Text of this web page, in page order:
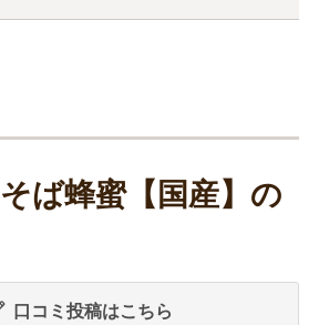
ば蜂蜜【国産】の
口コミ投稿はこちら